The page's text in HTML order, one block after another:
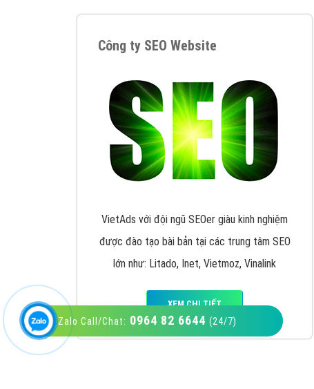
Zalo Call/Chat: 0964 82 6644 (24/7)
Công ty SEO Website
VietAds với đội ngũ SEOer giàu kinh nghiệm
được đào tạo bài bản tại các trung tâm SEO
lớn như: Litado, Inet, Vietmoz, Vinalink
XEM CHI TIẾT